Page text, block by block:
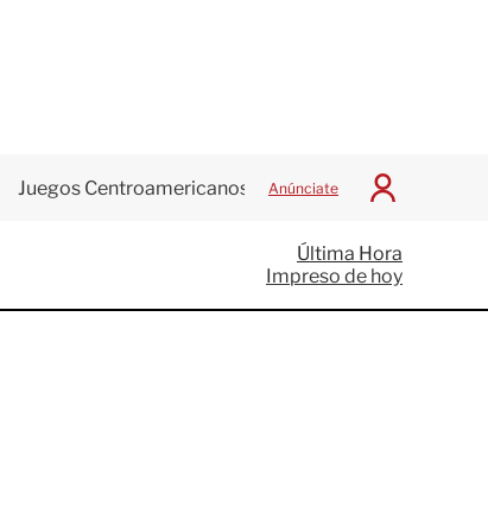
Juegos Centroamericanos Anúnciate
I
c
i
a
Última Hora
Impreso de hoy